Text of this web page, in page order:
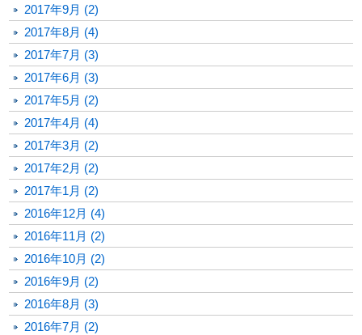
2017年9月 (2)
2017年8月 (4)
2017年7月 (3)
2017年6月 (3)
2017年5月 (2)
2017年4月 (4)
2017年3月 (2)
2017年2月 (2)
2017年1月 (2)
2016年12月 (4)
2016年11月 (2)
2016年10月 (2)
2016年9月 (2)
2016年8月 (3)
2016年7月 (2)